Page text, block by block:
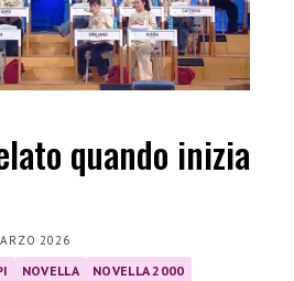
quando inizia
2026
NOVELLA
NOVELLA 2000